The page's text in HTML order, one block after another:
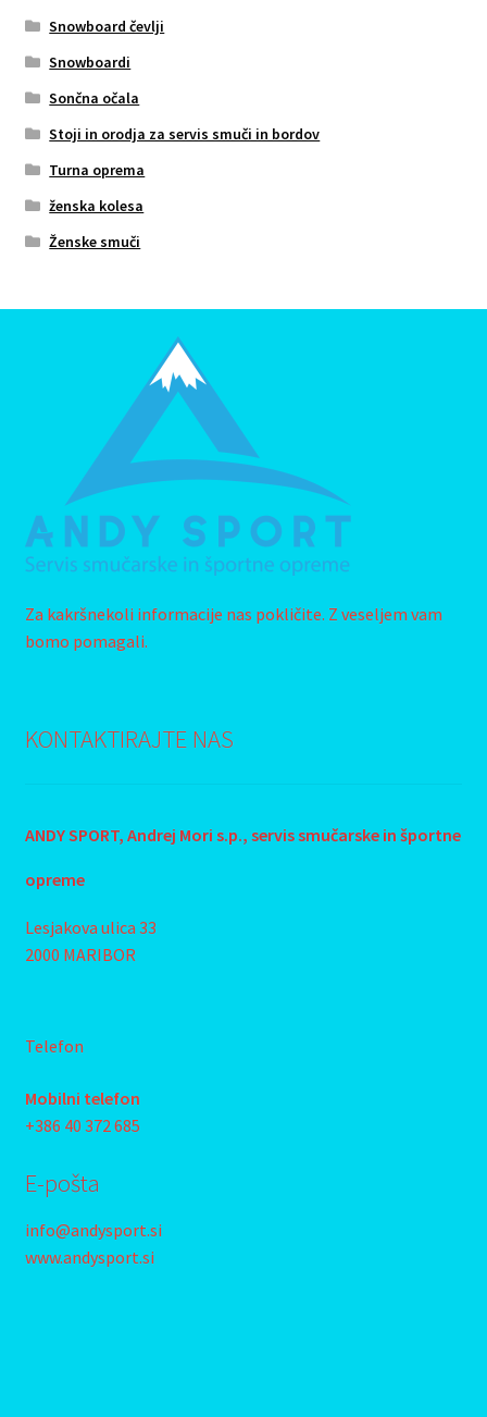
Snowboard čevlji
Snowboardi
Sončna očala
Stoji in orodja za servis smuči in bordov
Turna oprema
ženska kolesa
Ženske smuči
Za kakršnekoli informacije nas pokličite. Z veseljem vam
bomo pomagali.
KONTAKTIRAJTE NAS
ANDY SPORT, Andrej Mori s.p., servis smučarske in športne
opreme
Lesjakova ulica 33
2000 MARIBOR
Telefon
Mobilni telefon
+386 40 372 685
E-pošta
info@andysport.si
www.andysport.si